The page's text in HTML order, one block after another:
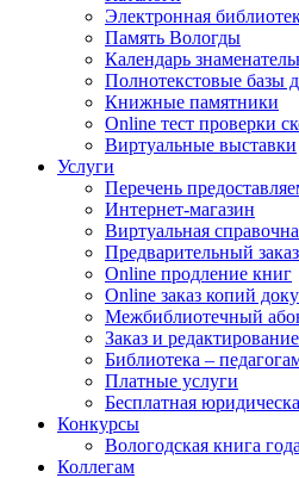
Электронная
Память Вологды
Календарь
Полнотекстовые базы
Книжные памятники
Online тест проверки
Виртуальные выставки
Услуги
Перечень
Интернет-магазин
Виртуальная
Предварительный
Online продление книг
Online заказ копий
Межбиблиотечный
Заказ и
Библиотека –
Платные услуги
Бесплатная
Конкурсы
Вологодская книга года
Коллегам